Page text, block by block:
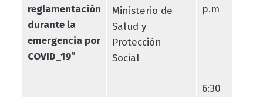
reglamentación
durante la
emergencia por
COVID_19”
Ministerio de
Salud y
Protección
Social
p.m
6:30